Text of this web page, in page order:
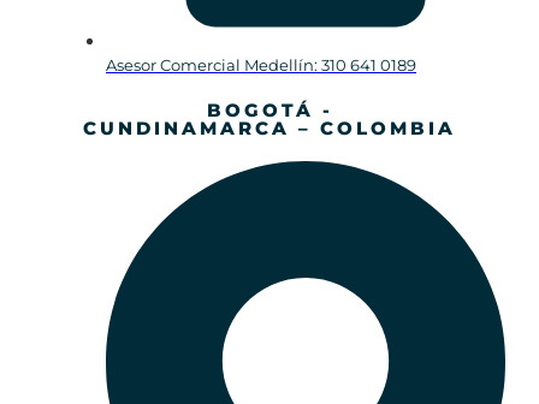
Asesor Comercial Medellín: 310 641 0189
BOGOTÁ -
CUNDINAMARCA – COLOMBIA